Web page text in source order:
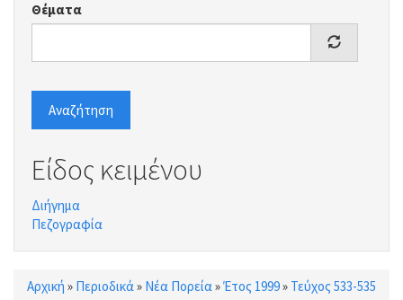
Θέματα
Αναζήτηση
Είδος κειμένου
Διήγημα
Πεζογραφία
Αρχική » Περιοδικά » Νέα Πορεία »Έτος 1999» Τεύχος 533-535